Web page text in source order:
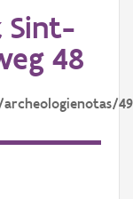
Sint-
48